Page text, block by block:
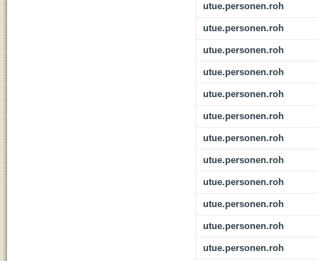
utue.personen.roh
utue.personen.roh
utue.personen.roh
utue.personen.roh
utue.personen.roh
utue.personen.roh
utue.personen.roh
utue.personen.roh
utue.personen.roh
utue.personen.roh
utue.personen.roh
utue.personen.roh